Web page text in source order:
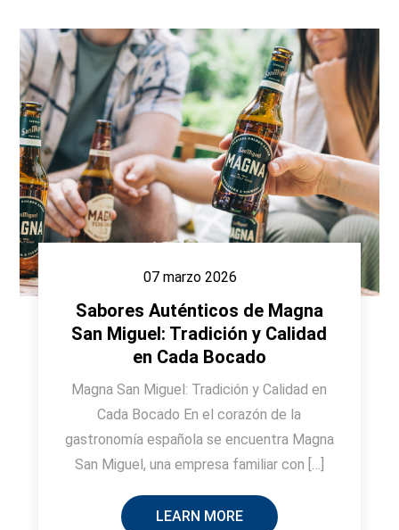
07 marzo 2026
Sabores Auténticos de Magna
San Miguel: Tradición y Calidad
en Cada Bocado
Magna San Miguel: Tradición y Calidad en
Cada Bocado En el corazón de la
gastronomía española se encuentra Magna
San Miguel, una empresa familiar con […]
LEARN MORE